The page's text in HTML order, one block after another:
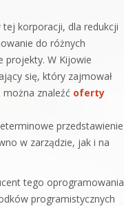
korporacji, dla redukcji
do różnych
projekty. W Kijowie
się, który zajmował
znaleźć oferty
przedstawienie
w zarządzie, jak i na
tego oprogramowania
programistycznych